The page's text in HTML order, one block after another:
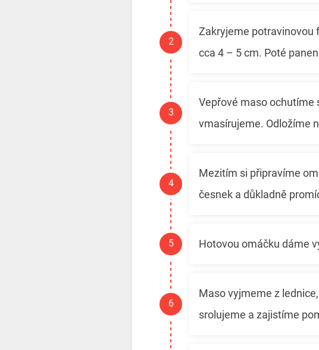
Zakryjeme potravinovou
cca 4 – 5 cm. Poté
Vepřové maso ochutíme
vmasírujeme. Odložíme
Mezitím si připravíme
česnek a důkladně
Hotovou omáčku dáme
Maso vyjmeme z
srolujeme a zajistíme